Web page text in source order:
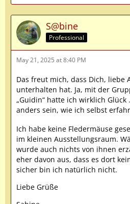
S@bine
Professional
May 21, 2025 at 8:40 PM
Das freut mich, dass Dich, liebe
unterhalten hat. Ja, mit der
„Guidin“ hatte ich wirklich
anders sein, wie ich selbst
Ich habe keine Fledermäuse
im kleinen Ausstellungsraum.
wurde auch nichts von ihnen
eher davon aus, dass es dort
sicher bin ich natürlich nicht.
Liebe Grüße